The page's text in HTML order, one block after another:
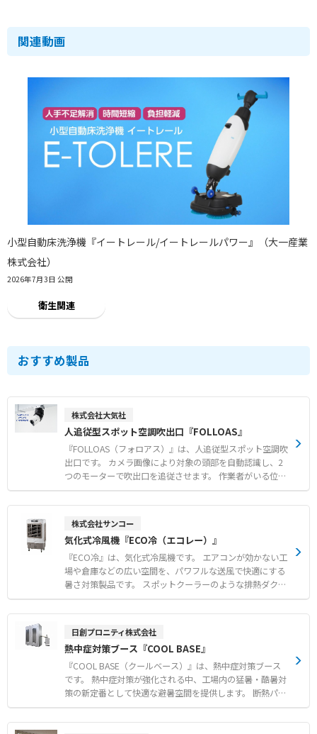
関連動画
小型自動床洗浄機『イートレール/イートレールパワー』（大一産業
株式会社）
2026年7月3日 公開
衛生関連
おすすめ製品
株式会社大気社
人追従型スポット空調吹出口『FOLLOAS』
『FOLLOAS（フォロアス）』は、人追従型スポット空調吹
出口です。 カメラ画像により対象の頭部を自動認識し、2
つのモーターで吹出口を追従させます。 作業者がいる位置
へ効果的に冷風を届けることで、大空間でも作業環境の快
適性を向上させます。 対象者の不在時には一定時間後に初
を削減します。 単相AC100Vまたは200V電源があれば設置
できるユニット構造により、短工期での導入に対応しま
す。 【特徴】 ●カメラ画像による頭部認識とモーター制
御による自動追従機能 ●未検出時の給気停止信号発信等に
よる省エネ化の実現 ●電源確保のみで取り付けが簡単なユ
ニット構造 【用途・事例】 ●工場や物流倉庫などの大空
間における作業者の個別空調 ●作業者が移動と停止を繰り
ネルギーロスが大きい場所での活用
株式会社サンコー
気化式冷風機『ECO冷（エコレー）』
『ECO冷』は、気化式冷風機です。 エアコンが効かない工
場や倉庫などの広い空間を、パワフルな送風で快適にする
暑さ対策製品です。 スポットクーラーのような排熱ダクト
がなく排熱が発生しないため、設置場所を選ばず冷やした
空気を無駄なく届けます。 エアコンに比べて低消費電力で
80°のオートスイング機能を搭載し、広い作業スペースへ
広範囲に送風が可能です。 1〜9時間まで設定可能なタイマ
ー機能や水ポンプ保護など、安心の安全機能も充実してい
ます。 【特徴】 ● 排熱ダクト不要で設置場所を選ばない
排熱なし設計 ● エアコンに比べ低消費電力による低コス
ト運用 ● 約80°のオートスイング機能による広範囲送風
【用途・事例】 ● 工場や倉庫における広い空間の全体冷
日創プロニティ株式会社
熱中症対策ブース『COOL BASE』
『COOL BASE（クールベース）』は、熱中症対策ブース
です。 熱中症対策が強化される中、工場内の猛暑・酷暑対
策の新定番として快適な避暑空間を提供します。 断熱パネ
ルを採用しており、お客様自身での組み立てが可能です。
工場のレイアウト変更が発生した場合でも、簡単に解体や